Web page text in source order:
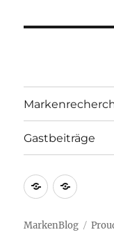
Gastbeiträge
MarkenBlog